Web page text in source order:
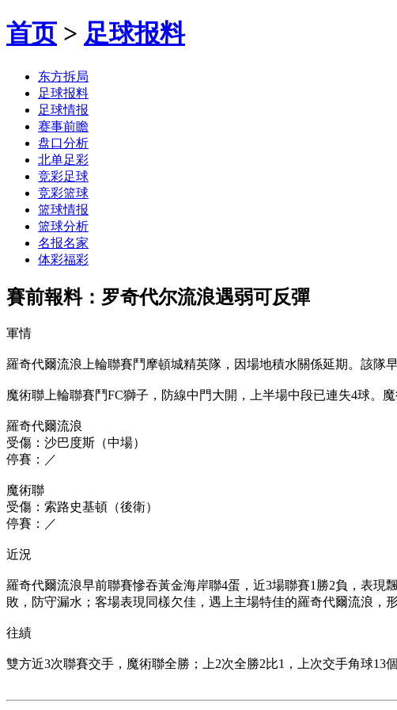
首页 > 足球报料
东方拆局
足球报料
足球情报
赛事前瞻
盘口分析
北单足彩
竞彩足球
竞彩篮球
篮球情报
篮球分析
名报名家
体彩福彩
賽前報料：罗奇代尔流浪遇弱可反彈
軍情
羅奇代爾流浪上輪聯賽鬥摩頓城精英隊，因場地積水關係延期。該隊
魔術聯上輪聯賽鬥FC獅子，防線中門大開，上半場中段已連失4球。
羅奇代爾流浪
受傷：沙巴度斯（中場）
停賽：／
魔術聯
受傷：索路史基頓（後衛）
停賽：／
近況
羅奇代爾流浪早前聯賽慘吞黃金海岸聯4蛋，近3場聯賽1勝2負，表
敗，防守漏水；客場表現同樣欠佳，遇上主場特佳的羅奇代爾流浪，形
往績
雙方近3次聯賽交手，魔術聯全勝；上2次全勝2比1，上次交手角球13個